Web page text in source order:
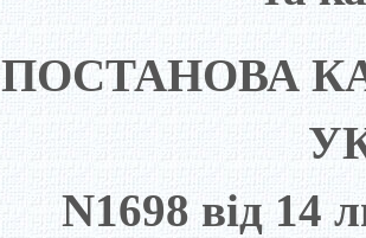
ПОСТАНОВА
N1698 від 14